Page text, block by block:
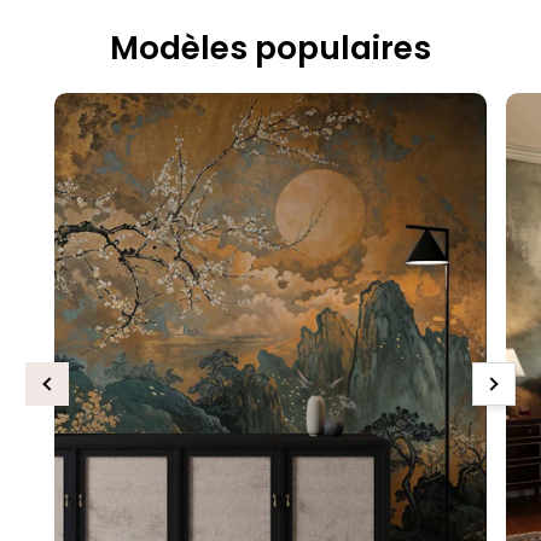
Modèles populaires
Previous Next